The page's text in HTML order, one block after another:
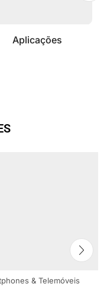
Aplicações
& Telemóveis